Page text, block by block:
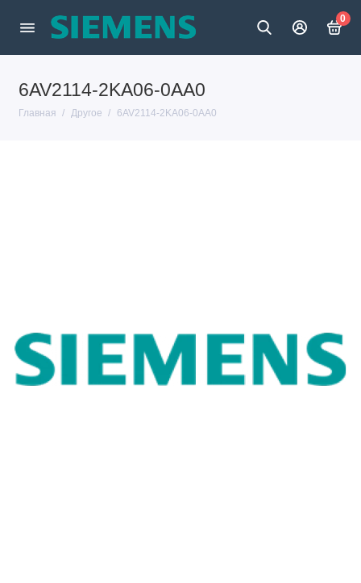
0
6AV2114-2KA06-0AA0
Главная Другое 6AV2114-2KA06-0AA0